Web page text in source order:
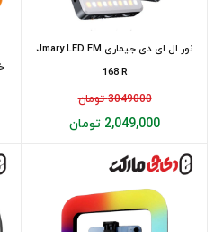
نور ال ای دی جیماری Jmary LED FM
168 R
3049000 تومان
2,049,000 تومان